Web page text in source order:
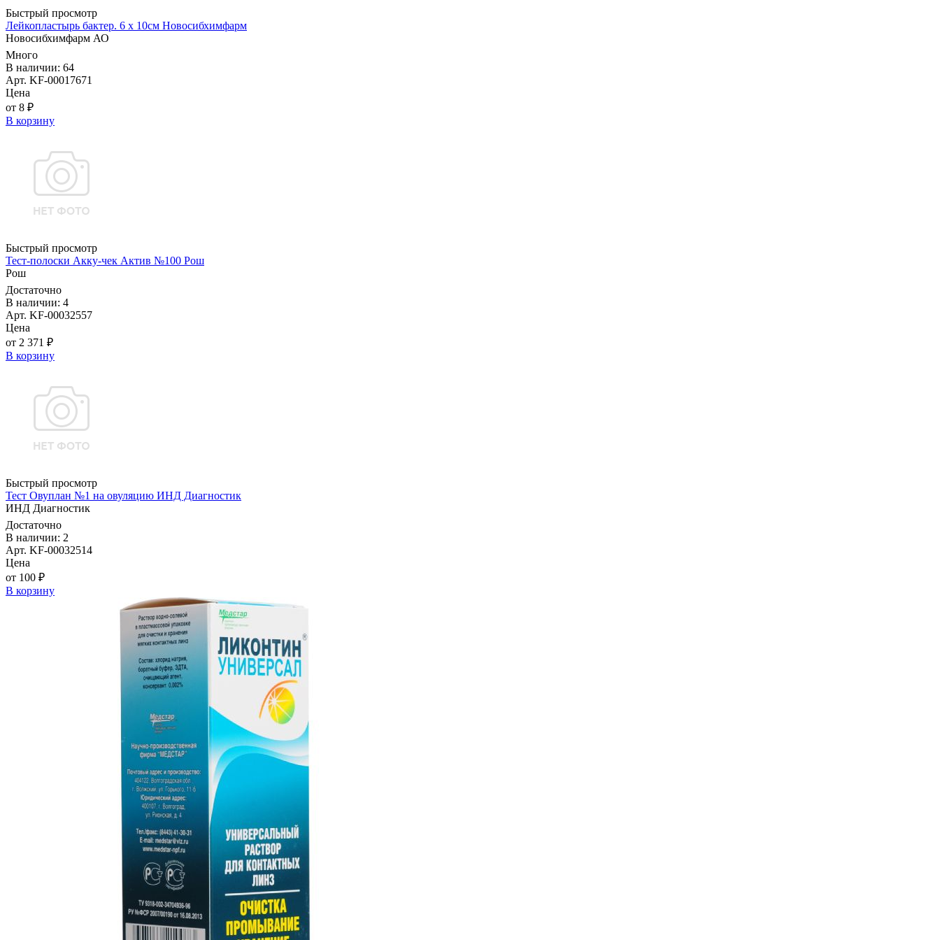
Быстрый просмотр
Лейкопластырь бактер. 6 х 10см Новосибхимфарм
Новосибхимфарм АО
Много
В наличии: 64
Арт. KF-00017671
Цена
от 8 ₽
В корзину
Быстрый просмотр
Тест-полоски Акку-чек Актив №100 Рош
Рош
Достаточно
В наличии: 4
Арт. KF-00032557
Цена
от 2 371 ₽
В корзину
Быстрый просмотр
Тест Овуплан №1 на овуляцию ИНД Диагностик
ИНД Диагностик
Достаточно
В наличии: 2
Арт. KF-00032514
Цена
от 100 ₽
В корзину